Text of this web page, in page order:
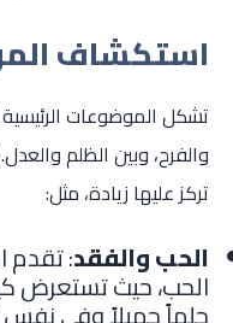
استكشاف
تشكل الموضوعات الرئيسية
والفرح، وبين الظلم
تركز عليها زيادة، مثل:
الحب والفقد: تقدم
الحب، حيث تستعرض